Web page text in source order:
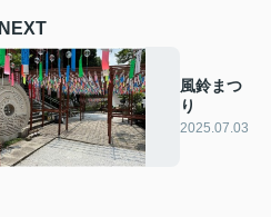
NEXT
風鈴まつ
り
2025.07.03